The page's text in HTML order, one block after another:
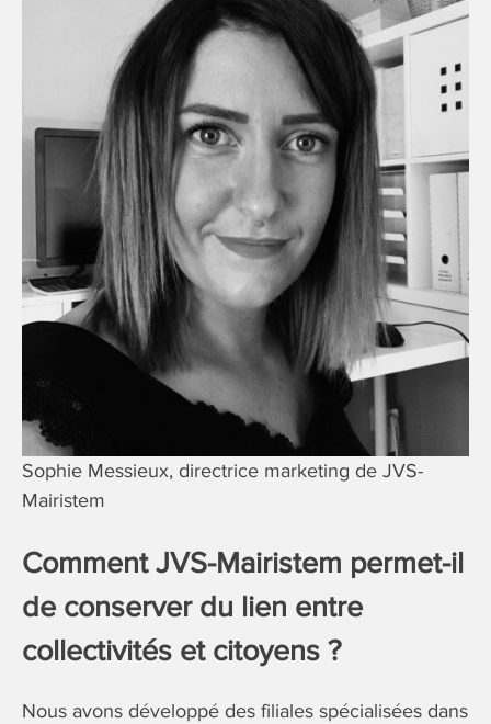
Sophie Messieux, directrice marketing de JVS-
Mairistem
Comment JVS-Mairistem permet-il
de conserver du lien entre
collectivités et citoyens ?
Nous avons développé des filiales spécialisées dans